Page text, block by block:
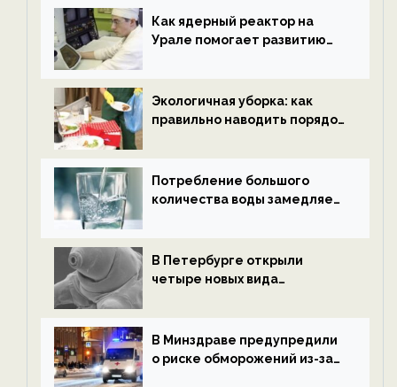
ECOportal
Как ядерный реактор на
Урале помогает развитию
ECOportal
Экологичная уборка: как
правильно наводить порядок
Потребление большого
количества воды замедляет
В Петербурге открыли
четыре новых вида
экологии на ECOportal
В Минздраве предупредили
о риске обморожений из-за